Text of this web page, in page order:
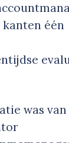
één
was van